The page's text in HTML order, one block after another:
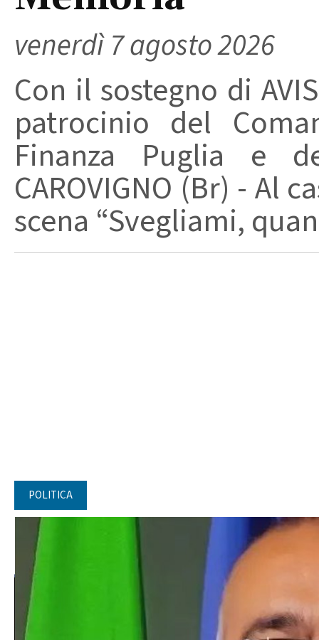
venerdì 7 agosto 2026
Con il sostegno di
patrocinio del
Finanza Puglia e
CAROVIGNO (Br) - Al
scena “Svegliami,
POLITICA